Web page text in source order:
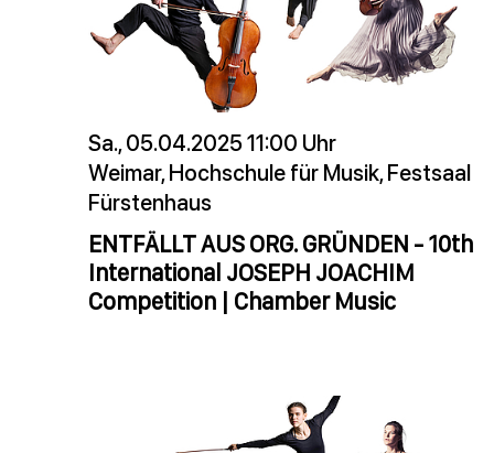
Sa., 05.04.2025 11:00 Uhr
Weimar, Hochschule für Musik, Festsaal
Fürstenhaus
ENTFÄLLT AUS ORG. GRÜNDEN - 10th
International JOSEPH JOACHIM
Competition | Chamber Music